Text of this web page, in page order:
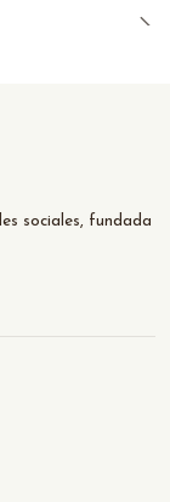
sociales, fundada